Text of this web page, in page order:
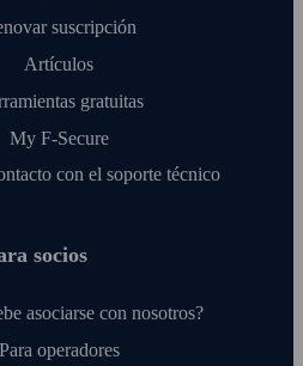
suscripción
Artículos
gratuitas
My F‑Secure
con el soporte técnico
socios
asociarse con nosotros?
Para operadores